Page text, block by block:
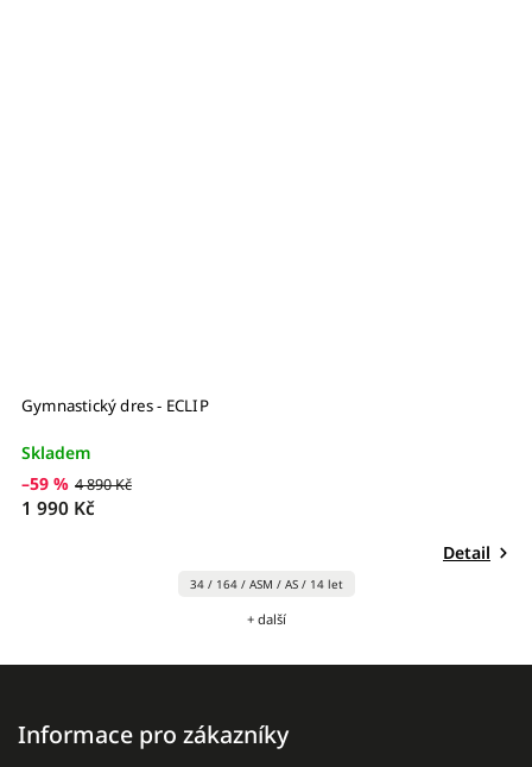
Gymnastický dres - ECLIP
Skladem
–59 % 4 890 Kč
1 990 Kč
Detail
34 / 164 / ASM / AS / 14 let
+ další
Informace pro zákazníky